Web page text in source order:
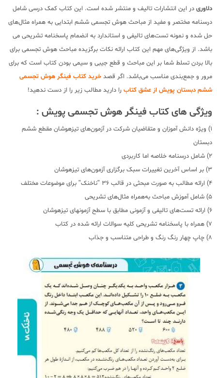
دلاوری در این انتشارات تالیف و منتشر شده است. این کتاب کمک درسی شامل
درسنامه مختصر و مفید از مباحث هوش تجسمی ششم ابتدایی به همراه مثال‌های
حل شده و نمونه تست‌های تالیفی و استاندارد به انضمام پاسخنامه تشریحی می
باشد. از ویژگی‌های مهم این کتاب ارائه نکات برگزیده مباحث هوش تجسمی برای
بالا بردن تسلط شما بر این مباحث و قطع جیبی و سیمی بودن کتاب است که برای
مرور و جمع‌بندی مناسب می‌باشد. اگر قصد خرید کتاب فینگر هوش تجسمی
ششم دبستان پویش از عشق کتاب را دارید مطالب زیر را از دست ندهید!
ویژگی های کتاب فینگر هوش تجسمی پویش :
1) ویژه دانش آموزان و متقاضیان شرکت در آزمون‌های تیزهوشان مقطع ششم
دبستان
2) شامل درسنامه خلاصه اما کاربردی
3) بر اساس آخرین تغییرات سبک برگزاری آزمون‌های تیزهوشان
4) ارائه مطالب به صورت مبحثی در قالب 36 "ناخنک" برای موضوعات مختلف
5) شامل آموزش مباحث به‌همراه مثال‌های تشریحی
6) ارائه تست‌های تالیفی و آزمونی مطابق با سطح آزمونهای تیزهوشان
7) همراه‌ با پاسخنامه تشریحی کلیه سوالات ارائه شده در کتاب
8) چاپ چهار رنگ رنگ و طراحی متناسب و جذاب